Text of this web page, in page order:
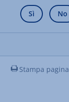
Sì No
Stampa pagina